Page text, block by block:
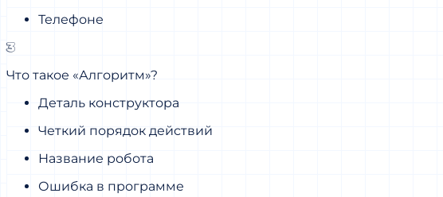
Телефоне
3
Что такое «Алгоритм»?
Деталь конструктора
Четкий порядок действий
Название робота
Ошибка в программе